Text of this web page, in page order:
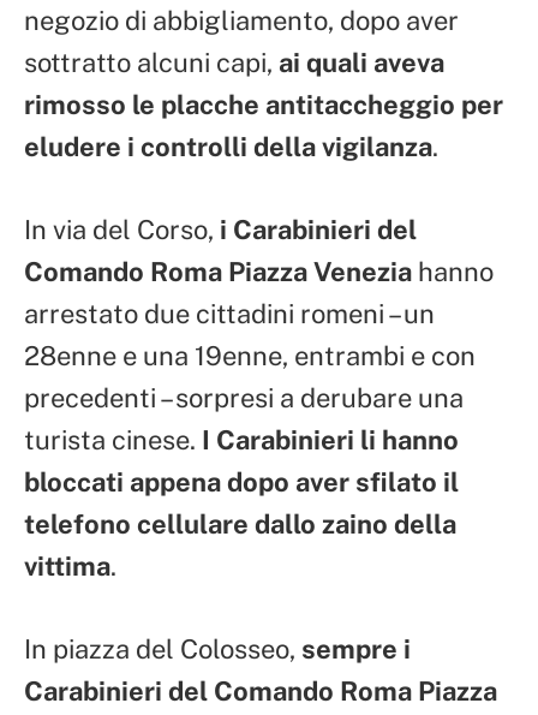
negozio di abbigliamento, dopo aver
sottratto alcuni capi, ai quali aveva
rimosso le placche antitaccheggio per
eludere i controlli della vigilanza.
In via del Corso, i Carabinieri del
Comando Roma Piazza Venezia hanno
arrestato due cittadini romeni – un
28enne e una 19enne, entrambi e con
precedenti – sorpresi a derubare una
turista cinese. I Carabinieri li hanno
bloccati appena dopo aver sfilato il
telefono cellulare dallo zaino della
vittima.
In piazza del Colosseo, sempre i
Carabinieri del Comando Roma Piazza